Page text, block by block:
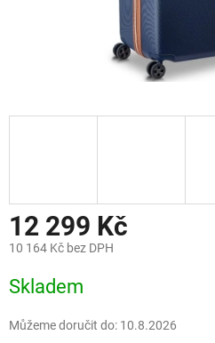
12 299 Kč
10 164 Kč bez DPH
cena:
Skladem
Můžeme doručit do: 10.8.2026